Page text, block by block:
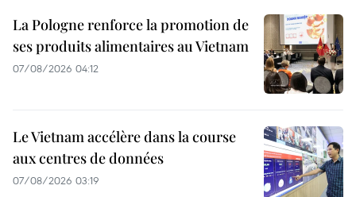
La Pologne renforce la promotion de
ses produits alimentaires au Vietnam
07/08/2026 04:12
Le Vietnam accélère dans la course
aux centres de données
07/08/2026 03:19